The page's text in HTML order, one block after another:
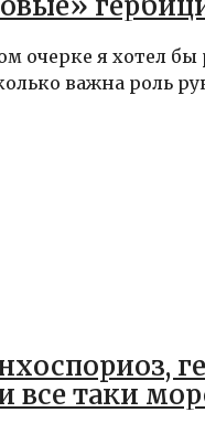
очерке я хотел
важна роль
все таки